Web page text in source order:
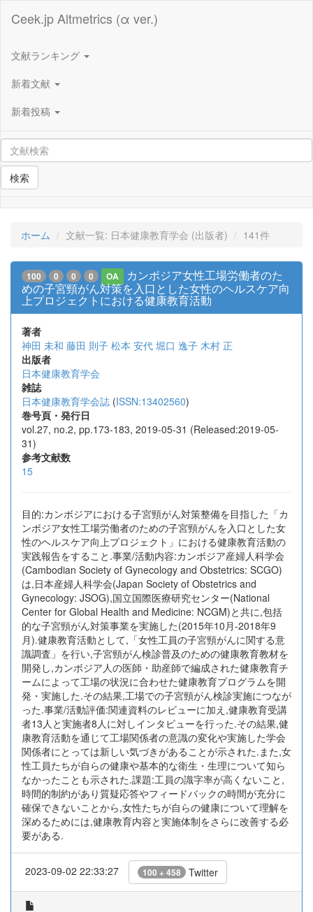
Ceek.jp Altmetrics (α ver.)
文献ランキング
新着文献
新着投稿
検索
ホーム 文献一覧: 日本健康教育学会 (出版者) 141件
100 0 0 0 OA
カンボジア女性工場労働者のた
めの子宮頸がん対策を入口とした女性のヘルスケア向
上プロジェクトにおける健康教育活動
著者
神田 未和 藤田 則子 松本 安代 堀口 逸子 木村 正
出版者
日本健康教育学会
雑誌
日本健康教育学会誌 (ISSN:13402560)
巻号頁・発行日
vol.27, no.2, pp.173-183, 2019-05-31 (Released:2019-05-
31)
参考文献数
15
目的:カンボジアにおける子宮頸がん対策整備を目指した「カ
ンボジア女性工場労働者のための子宮頸がんを入口とした女
性のヘルスケア向上プロジェクト」における健康教育活動の
実践報告をすること.事業/活動内容:カンボジア産婦人科学会
(Cambodian Society of Gynecology and Obstetrics: SCGO)
は,日本産婦人科学会(Japan Society of Obstetrics and
Gynecology: JSOG),国立国際医療研究センター(National
Center for Global Health and Medicine: NCGM)と共に,包括
的な子宮頸がん対策事業を実施した(2015年10月-2018年9
月).健康教育活動として,「女性工員の子宮頸がんに関する意
識調査」を行い,子宮頸がん検診普及のための健康教育教材を
開発し,カンボジア人の医師・助産師で編成された健康教育チ
ームによって工場の状況に合わせた健康教育プログラムを開
発・実施した.その結果,工場での子宮頸がん検診実施につなが
った.事業/活動評価:関連資料のレビューに加え,健康教育受講
者13人と実施者8人に対しインタビューを行った.その結果,健
康教育活動を通じて工場関係者の意識の変化や実施した学会
関係者にとっては新しい気づきがあることが示された.また,女
性工員たちが自らの健康や基本的な衛生・生理について知ら
なかったことも示された.課題:工員の識字率が高くないこと,
時間的制約があり質疑応答やフィードバックの時間が充分に
確保できないことから,女性たちが自らの健康について理解を
深めるためには,健康教育内容と実施体制をさらに改善する必
要がある.
2023-09-02 22:33:27 100 + 458 Twitter